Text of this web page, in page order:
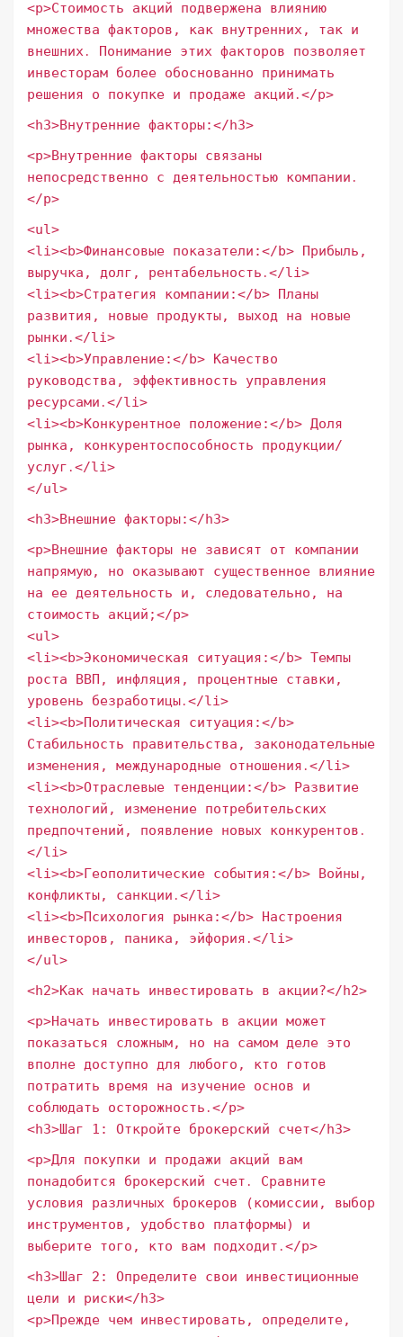
<p>Стоимость акций подвержена влиянию
множества факторов, как внутренних, так и
внешних․ Понимание этих факторов позволяет
инвесторам более обоснованно принимать
решения о покупке и продаже акций․</p>
<h3>Внутренние факторы:</h3>
<p>Внутренние факторы связаны
непосредственно с деятельностью компании․
</p>
<ul>
<li><b>Финансовые показатели:</b> Прибыль,
выручка, долг, рентабельность․</li>
<li><b>Стратегия компании:</b> Планы
развития, новые продукты, выход на новые
рынки․</li>
<li><b>Управление:</b> Качество
руководства, эффективность управления
ресурсами․</li>
<li><b>Конкурентное положение:</b> Доля
рынка, конкурентоспособность продукции/
услуг․</li>
</ul>
<h3>Внешние факторы:</h3>
<p>Внешние факторы не зависят от компании
напрямую, но оказывают существенное влияние
на ее деятельность и, следовательно, на
стоимость акций;</p>
<ul>
<li><b>Экономическая ситуация:</b> Темпы
роста ВВП, инфляция, процентные ставки,
уровень безработицы․</li>
<li><b>Политическая ситуация:</b>
Стабильность правительства, законодательные
изменения, международные отношения․</li>
<li><b>Отраслевые тенденции:</b> Развитие
технологий, изменение потребительских
предпочтений, появление новых конкурентов․
</li>
<li><b>Геополитические события:</b> Войны,
конфликты, санкции․</li>
<li><b>Психология рынка:</b> Настроения
инвесторов, паника, эйфория․</li>
</ul>
<h2>Как начать инвестировать в акции?</h2>
<p>Начать инвестировать в акции может
показаться сложным, но на самом деле это
вполне доступно для любого, кто готов
потратить время на изучение основ и
соблюдать осторожность․</p>
<h3>Шаг 1: Откройте брокерский счет</h3>
<p>Для покупки и продажи акций вам
понадобится брокерский счет․ Сравните
условия различных брокеров (комиссии, выбор
инструментов, удобство платформы) и
выберите того, кто вам подходит․</p>
<h3>Шаг 2: Определите свои инвестиционные
цели и риски</h3>
<p>Прежде чем инвестировать, определите,